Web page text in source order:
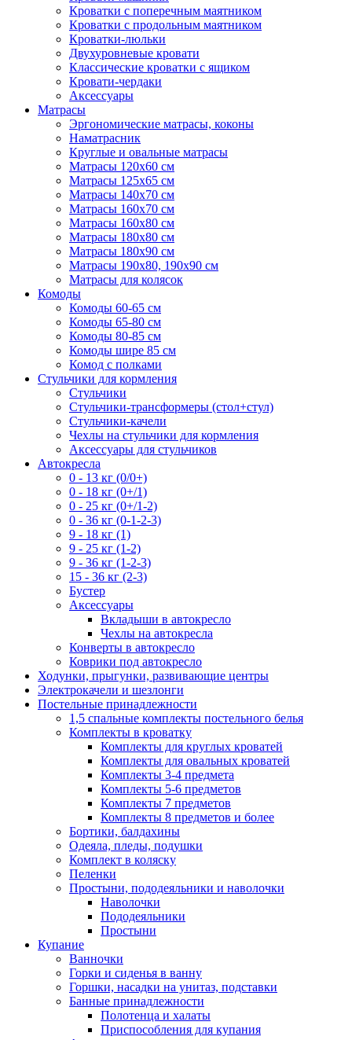
Кроватки с поперечным маятником
Кроватки с продольным маятником
Кроватки-люльки
Двухуровневые кровати
Классические кроватки с ящиком
Кровати-чердаки
Аксессуары
Матрасы
Эргономические матрасы, коконы
Наматрасник
Круглые и овальные матрасы
Матрасы 120х60 см
Матрасы 125х65 см
Матрасы 140х70 см
Матрасы 160х70 см
Матрасы 160х80 см
Матрасы 180х80 см
Матрасы 180х90 см
Матрасы 190х80, 190х90 см
Матрасы для колясок
Комоды
Комоды 60-65 см
Комоды 65-80 см
Комоды 80-85 см
Комоды шире 85 см
Комод с полками
Стульчики для кормления
Стульчики
Стульчики-трансформеры (стол+стул)
Стульчики-качели
Чехлы на стульчики для кормления
Аксессуары для стульчиков
Автокресла
0 - 13 кг (0/0+)
0 - 18 кг (0+/1)
0 - 25 кг (0+/1-2)
0 - 36 кг (0-1-2-3)
9 - 18 кг (1)
9 - 25 кг (1-2)
9 - 36 кг (1-2-3)
15 - 36 кг (2-3)
Бустер
Аксессуары
Вкладыши в автокресло
Чехлы на автокресла
Конверты в автокресло
Коврики под автокресло
Ходунки, прыгунки, развивающие центры
Электрокачели и шезлонги
Постельные принадлежности
1,5 спальные комплекты постельного белья
Комплекты в кроватку
Комплекты для круглых кроватей
Комплекты для овальных кроватей
Комплекты 3-4 предмета
Комплекты 5-6 предметов
Комплекты 7 предметов
Комплекты 8 предметов и более
Бортики, балдахины
Одеяла, пледы, подушки
Комплект в коляску
Пеленки
Простыни, пододеяльники и наволочки
Наволочки
Пододеяльники
Простыни
Купание
Ванночки
Горки и сиденья в ванну
Горшки, насадки на унитаз, подставки
Банные принадлежности
Полотенца и халаты
Приспособления для купания